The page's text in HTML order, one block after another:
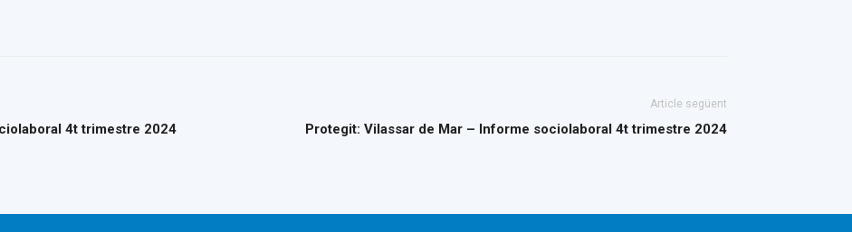
4t trimestre 2024
Article següent
Protegit: Vilassar de Mar – Informe sociolaboral 4t trimestre 2024